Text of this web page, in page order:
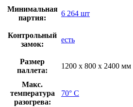
Минимальная
партия:
6 264 шт
Контрольный
замок:
есть
Размер
паллета:
1200 x 800 x 2400 мм
Макс.
температура
разогрева:
70° C